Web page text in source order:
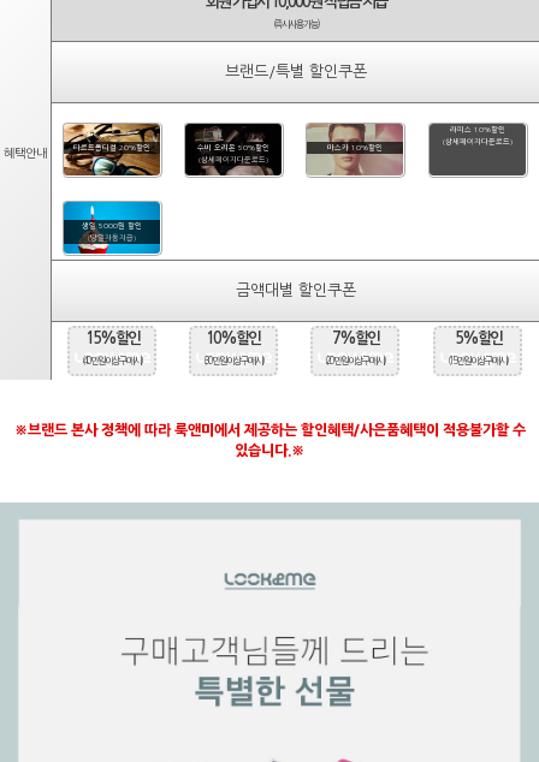
혜택안내
(즉시사용가능)
브랜드/특별 할인쿠폰
타르트옵티컬 20%할인
수비 오리온 50%할인
(상세페이지다운로드)
마스카 10%할인
라피스 10%할인
(상세페이지다운로드)
생일 5000원 할인
(당일자동지급)
금액대별 할인쿠폰
15%할인
(40만원 이상 구매시)
10%할인
(30만원 이상 구매시)
7%할인
(20만원 이상 구매시)
5%할인
(15만원 이상 구매시)
※브랜드 본사 정책에 따라 룩앤미에서 제공하는 할인혜택/사은품혜택이 적용불가할 수
있습니다.※